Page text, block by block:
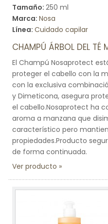
Tamaño: 250 ml
Marca: Nosa
Línea: Cuidado capilar
CHAMPÚ ÁRBOL DEL TÉ
El Champú Nosaprotect
proteger el cabello con la
con la exclusiva
y Dimeticona, asegura
el cabello.Nosaprotect ha
aroma a manzana que
característico pero
propiedades.Producto
de forma continuada.
Ver producto